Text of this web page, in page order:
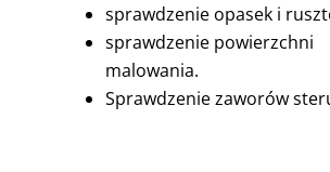
sprawdzenie opasek i
sprawdzenie powierzchni
malowania.
Sprawdzenie zaworów